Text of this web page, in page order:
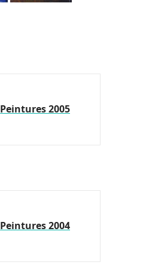
Peintures 2005
Peintures 2004